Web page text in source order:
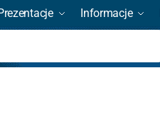
Informacje
Szukaj